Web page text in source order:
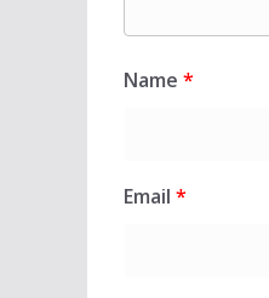
Name *
Email *